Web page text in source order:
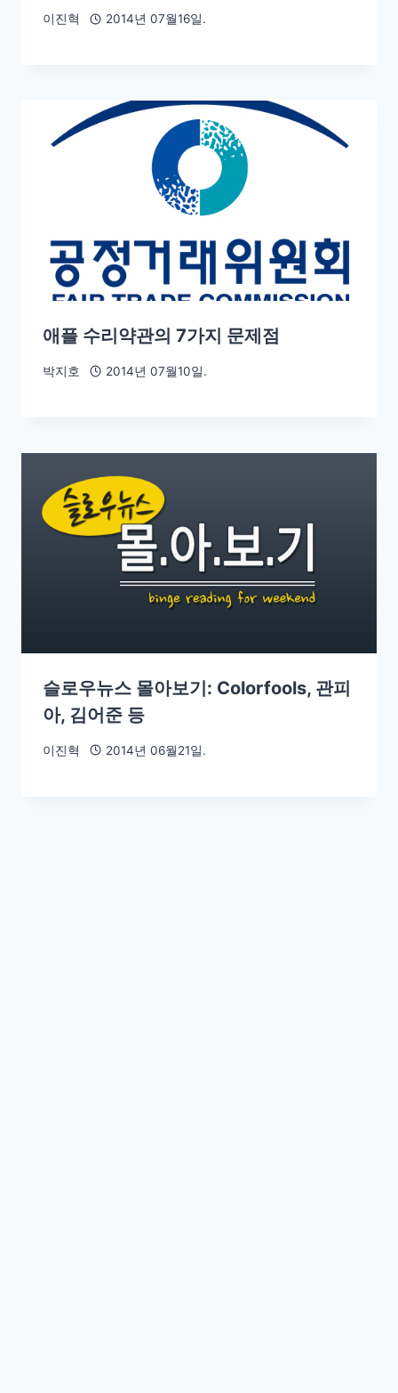
이진혁 2014년 07월16일.
애플 수리약관의 7가지 문제점
박지호 2014년 07월10일.
슬로우뉴스 몰아보기: Colorfools, 관피
아, 김어준 등
이진혁 2014년 06월21일.